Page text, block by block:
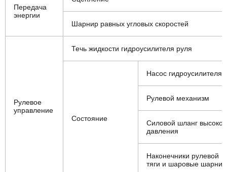
Передача
энергии
Шарнир равных угловых скоростей
Рулевое
управление
Течь жидкости гидроусилителя руля
Состояние
Насос гидроусилителя
Рулевой механизм
Силовой шланг
давления
Наконечники рулевой
тяги и шаровые